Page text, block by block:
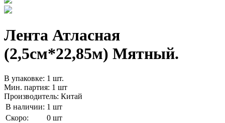
Лента Атласная
(2,5см*22,85м) Мятный.
В упаковке: 1 шт.
Мин. партия: 1 шт
Производитель: Китай
В наличии: 1 шт
Скоро:
0 шт